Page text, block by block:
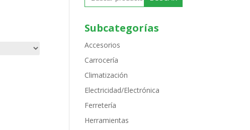
Subcategorías
Accesorios
Carrocería
Climatización
Electricidad/Electrónica
Ferretería
Herramientas